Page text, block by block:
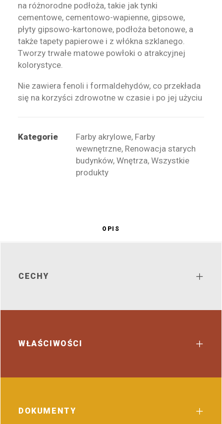
na różnorodne podłoża, takie jak tynki
cementowe, cementowo-wapienne, gipsowe,
płyty gipsowo-kartonowe, podłoża betonowe, a
także tapety papierowe i z włókna szklanego.
Tworzy trwałe matowe powłoki o atrakcyjnej
kolorystyce.
Nie zawiera fenoli i formaldehydów, co przekłada
się na korzyści zdrowotne w czasie i po jej użyciu
Kategorie Farby akrylowe, Farby
wewnętrzne, Renowacja starych
budynków, Wnętrza, Wszystkie
produkty
OPIS
CECHY
WŁAŚCIWOŚCI
DOKUMENTY